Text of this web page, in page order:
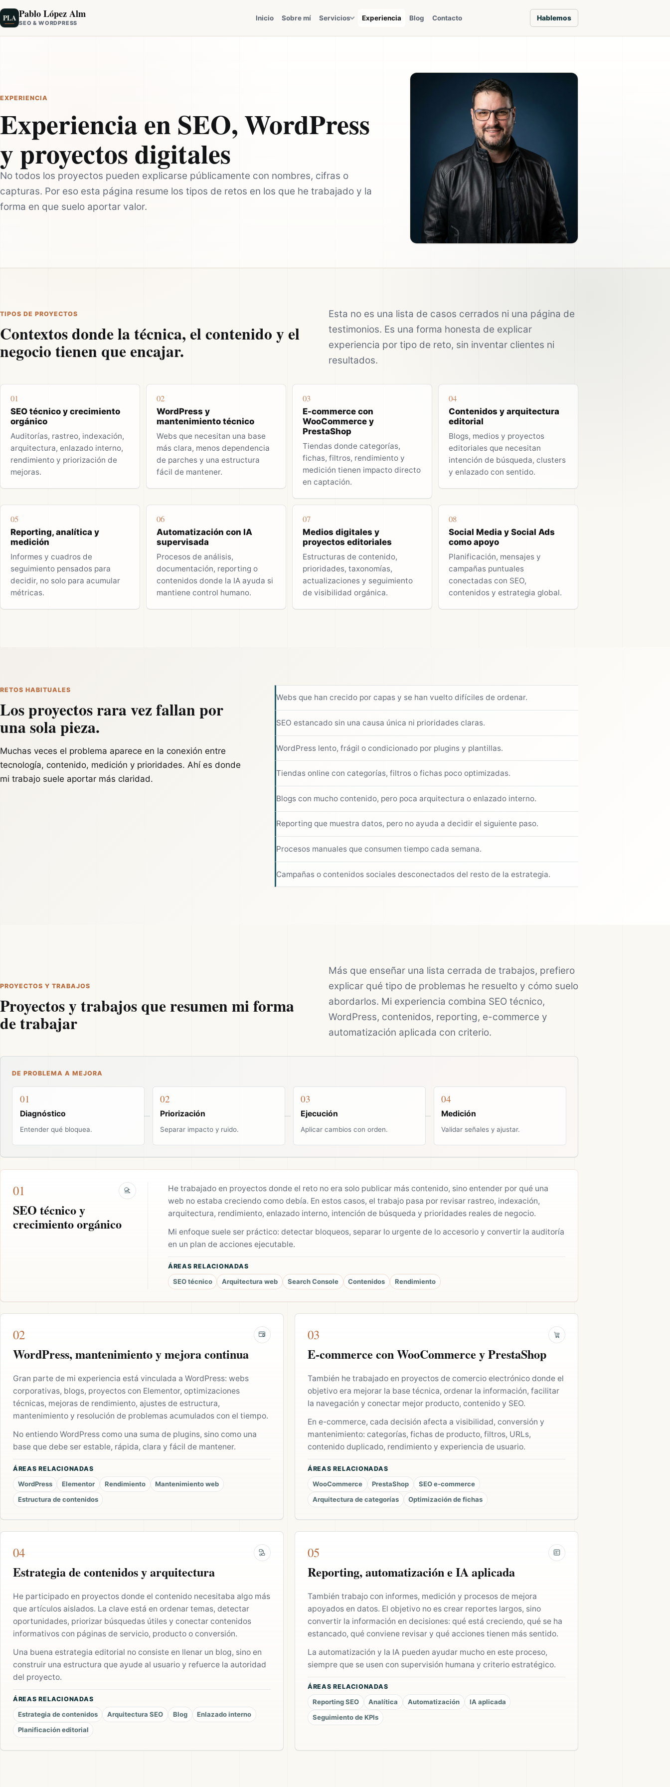
PLA Pablo López Alm
SEO & WORDPRESS
Inicio Sobre mí Servicios Experiencia Blog Contacto Hablemos
EXPERIENCIA
Experiencia en SEO, WordPress
y proyectos digitales
No todos los proyectos pueden explicarse públicamente con nombres, cifras o
capturas. Por eso esta página resume los tipos de retos en los que he trabajado y la
forma en que suelo aportar valor.
TIPOS DE PROYECTOS
Contextos donde la técnica, el contenido y el
negocio tienen que encajar.
Esta no es una lista de casos cerrados ni una página de
testimonios. Es una forma honesta de explicar
experiencia por tipo de reto, sin inventar clientes ni
resultados.
01
SEO técnico y crecimiento
orgánico
Auditorías, rastreo, indexación,
arquitectura, enlazado interno,
rendimiento y priorización de
mejoras.
02
WordPress y
mantenimiento técnico
Webs que necesitan una base
más clara, menos dependencia
de parches y una estructura
fácil de mantener.
03
E-commerce con
WooCommerce y
PrestaShop
Tiendas donde categorías,
fichas, filtros, rendimiento y
medición tienen impacto directo
en captación.
04
Contenidos y arquitectura
editorial
Blogs, medios y proyectos
editoriales que necesitan
intención de búsqueda, clusters
y enlazado con sentido.
05
Reporting, analítica y
medición
Informes y cuadros de
seguimiento pensados para
decidir, no solo para acumular
métricas.
06
Automatización con IA
supervisada
Procesos de análisis,
documentación, reporting o
contenidos donde la IA ayuda si
mantiene control humano.
07
Medios digitales y
proyectos editoriales
Estructuras de contenido,
prioridades, taxonomías,
actualizaciones y seguimiento
de visibilidad orgánica.
08
Social Media y Social Ads
como apoyo
Planificación, mensajes y
campañas puntuales
conectadas con SEO,
contenidos y estrategia global.
RETOS HABITUALES
Los proyectos rara vez fallan por
una sola pieza.
Muchas veces el problema aparece en la conexión entre
tecnología, contenido, medición y prioridades. Ahí es donde
mi trabajo suele aportar más claridad.
Webs que han crecido por capas y se han vuelto difíciles de ordenar.
SEO estancado sin una causa única ni prioridades claras.
WordPress lento, frágil o condicionado por plugins y plantillas.
Tiendas online con categorías, filtros o fichas poco optimizadas.
Blogs con mucho contenido, pero poca arquitectura o enlazado interno.
Reporting que muestra datos, pero no ayuda a decidir el siguiente paso.
Procesos manuales que consumen tiempo cada semana.
Campañas o contenidos sociales desconectados del resto de la estrategia.
PROYECTOS Y TRABAJOS
Proyectos y trabajos que resumen mi forma
de trabajar
Más que enseñar una lista cerrada de trabajos, prefiero
explicar qué tipo de problemas he resuelto y cómo suelo
abordarlos. Mi experiencia combina SEO técnico,
WordPress, contenidos, reporting, e-commerce y
automatización aplicada con criterio.
DE PROBLEMA A MEJORA
01
Diagnóstico
Entender qué bloquea.
02
Priorización
Separar impacto y ruido.
03
Ejecución
Aplicar cambios con orden.
04
Medición
Validar señales y ajustar.
01
SEO técnico y
crecimiento orgánico
He trabajado en proyectos donde el reto no era solo publicar más contenido, sino entender por qué una
web no estaba creciendo como debía. En estos casos, el trabajo pasa por revisar rastreo, indexación,
arquitectura, rendimiento, enlazado interno, intención de búsqueda y prioridades reales de negocio.
Mi enfoque suele ser práctico: detectar bloqueos, separar lo urgente de lo accesorio y convertir la auditoría
en un plan de acciones ejecutable.
ÁREAS RELACIONADAS
SEO técnico Arquitectura web Search Console Contenidos Rendimiento
02
WordPress, mantenimiento y mejora continua
Gran parte de mi experiencia está vinculada a WordPress: webs
corporativas, blogs, proyectos con Elementor, optimizaciones
técnicas, mejoras de rendimiento, ajustes de estructura,
mantenimiento y resolución de problemas acumulados con el tiempo.
No entiendo WordPress como una suma de plugins, sino como una
base que debe ser estable, rápida, clara y fácil de mantener.
ÁREAS RELACIONADAS
WordPress Elementor Rendimiento
Mantenimiento web
Estructura de contenidos
03
E-commerce con WooCommerce y PrestaShop
También he trabajado en proyectos de comercio electrónico donde el
objetivo era mejorar la base técnica, ordenar la información, facilitar
la navegación y conectar mejor producto, contenido y SEO.
En e-commerce, cada decisión afecta a visibilidad, conversión y
mantenimiento: categorías, fichas de producto, filtros, URLs,
contenido duplicado, rendimiento y experiencia de usuario.
ÁREAS RELACIONADAS
WooCommerce PrestaShop
SEO e-commerce
Arquitectura de categorías
Optimización de fichas
04
Estrategia de contenidos y arquitectura
He participado en proyectos donde el contenido necesitaba algo más
que artículos aislados. La clave está en ordenar temas, detectar
oportunidades, priorizar búsquedas útiles y conectar contenidos
informativos con páginas de servicio, producto o conversión.
Una buena estrategia editorial no consiste en llenar un blog, sino en
construir una estructura que ayude al usuario y refuerce la autoridad
del proyecto.
ÁREAS RELACIONADAS
Estrategia de contenidos Arquitectura SEO Blog
Enlazado interno
Planificación editorial
05
Reporting, automatización e IA aplicada
También trabajo con informes, medición y procesos de mejora
apoyados en datos. El objetivo no es crear reportes largos, sino
convertir la información en decisiones: qué está creciendo, qué se ha
estancado, qué conviene revisar y qué acciones tienen más sentido.
La automatización y la IA pueden ayudar mucho en este proceso,
siempre que se usen con supervisión humana y criterio estratégico.
ÁREAS RELACIONADAS
Reporting SEO Analítica Automatización
IA aplicada
Seguimiento de KPIs